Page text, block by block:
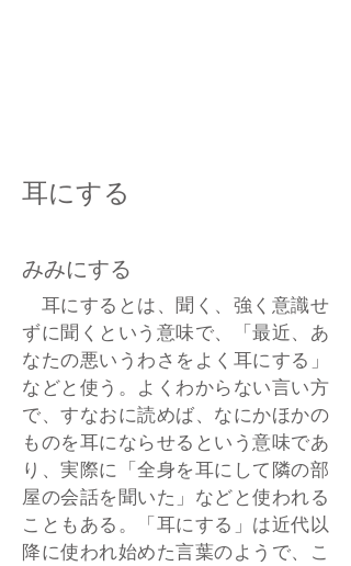
耳にする
みみにする
耳にするとは、聞く、強く意識せ
ずに聞くという意味で、「最近、あ
なたの悪いうわさをよく耳にする」
などと使う。よくわからない言い方
で、すなおに読めば、なにかほかの
ものを耳にならせるという意味であ
り、実際に「全身を耳にして隣の部
屋の会話を聞いた」などと使われる
こともある。「耳にする」は近代以
降に使われ始めた言葉のようで、こ